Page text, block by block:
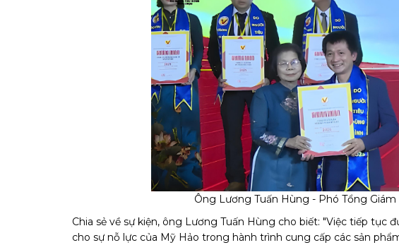
Ông Lương Tuấn Hùng - Phó Tổng
Chia sẻ về sự kiện, ông Lương Tuấn Hùng cho biết: "Việc tiếp tục
cho sự nỗ lực của Mỹ Hảo trong hành trình cung cấp các sản